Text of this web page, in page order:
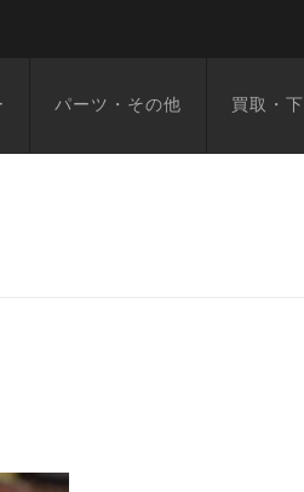
パーツ・その他 買取・